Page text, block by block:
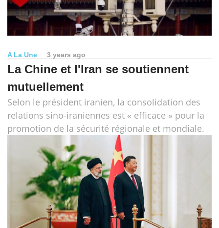
A La Une 3 years ago
La Chine et l'Iran se soutiennent
mutuellement
Selon le président iranien, la consolidation des
relations sino-iraniennes est « efficace » pour la
promotion de la sécurité régionale et mondiale.